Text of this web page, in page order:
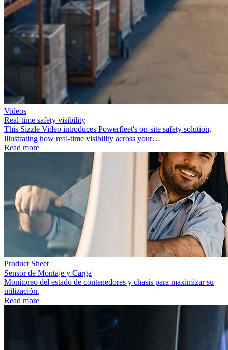
Videos
Real-time safety visibility
This Sizzle Video introduces Powerfleet's on-site safety solution,
illustrating how real-time visibility across your…
Read more
Product Sheet
Sensor de Montaje y Carga
Monitoreo del estado de contenedores y chasis para maximizar su
utilización.
Read more